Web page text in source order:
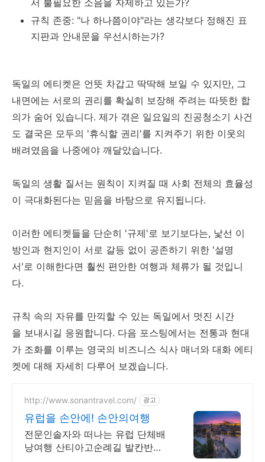
규칙 존중: "나 하나쯤이야"라는 생각보다 정해진 표
지판과 안내문을 우선시하는가?
독일의 에티켓은 언뜻 차갑고 딱딱해 보일 수 있지만, 그
내면에는 서로의 권리를 확실히 보장해 주려는 따뜻한 합
의가 숨어 있습니다. 제가 겪은 일요일의 진공청소기 사건
도 결국은 모두의 '휴식할 권리'를 지켜주기 위한 이웃의
배려였음을 나중에야 깨달았습니다.
독일의 생활 질서는 원칙이 지켜질 때 사회 전체의 효율성
이 극대화된다는 믿음을 바탕으로 유지됩니다.
이러한 에티켓들을 단순히 '규제'로 보기보다는, 낯선 이
방인과 현지인이 서로 갈등 없이 공존하기 위한 '설명
서'로 이해한다면 훨씬 편안한 여행과 체류가 될 것입니
다.
규칙 속의 자유를 만끽할 수 있는 독일에서 멋진 시간
을 보내시길 응원합니다. 다음 포스팅에서는 전통과 현대
가 조화를 이루는 영국의 비즈니스 식사 매너와 대화 에티
켓에 대해 자세히 다루어 보겠습니다.
http://www.sonantravel.com/ 광고
유럽을 손안에! 손안의여행
전문인솔자와 떠나는 유럽 단체배
낭여행 산티아고순례길 발칸반도